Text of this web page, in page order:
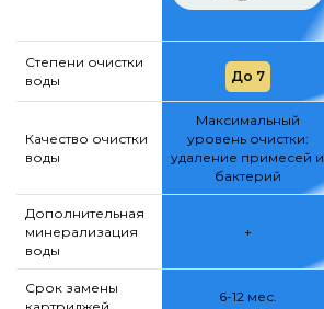
Степени очистки
воды
До 7
Качество очистки
воды
Максимальный
уровень очистки:
удаление примесей и
бактерий
Дополнительная
минерализация
воды
+
Срок замены
6-12 мес.